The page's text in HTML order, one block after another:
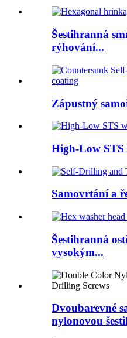
Šestihranná
rýhování...
Zápustný
High-Low STS
Samovrtání a
Šestihranná
vysokým...
Dvoubarevné
nylonovou